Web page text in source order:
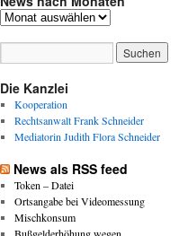
News
Die Kanzlei
Kooperation
Rechtsanwalt Frank Schneider
Mediatorin Judith Flora Schneider
News als RSS feed
Token – Datei
Ortsangabe bei Videomessung
Mischkonsum